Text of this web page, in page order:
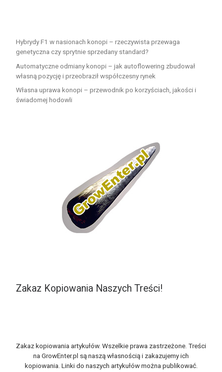
Hybrydy F1 w nasionach konopi – rzeczywista przewaga
genetyczna czy sprytnie sprzedany standard?
Automatyczne odmiany konopi – jak autoflowering zbudował
własną pozycję i przeobraził współczesny rynek
Własna uprawa konopi – przewodnik po korzyściach, jakości i
świadomej hodowli
Zakaz Kopiowania Naszych Treści!
Zakaz kopiowania artykułów. Wszelkie prawa zastrzeżone. Treści
na GrowEnter.pl są naszą własnością i zakazujemy ich
kopiowania. Linki do naszych artykułów można publikować.